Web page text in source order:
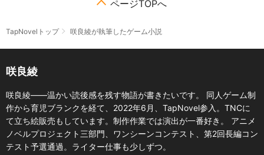
ページTOPへ
TapNovelトップ 咲良綾が執筆したゲーム小説
咲良綾
咲良綾――温かい読後感を残す物語が書きたいです。 同人ゲーム制
作から育児ブランクを経て、2022年6月、TapNovel参入。TNCに
て立ち絵販売もしています。制作作業では演出が一番好き。 アニメ
ノベルプロジェクト三部門、ワンシーンコンテスト、第2回長編コン
テスト予選通過。ライター仕事も少しずつ。